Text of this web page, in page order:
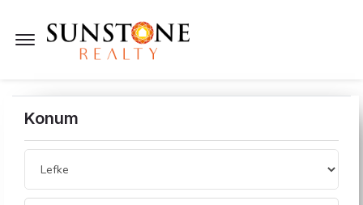
Menü Açık
Konum